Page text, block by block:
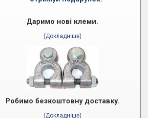
Даримо нові клеми.
(Докладніше)
Робимо безкоштовну доставку.
(Докладніше)